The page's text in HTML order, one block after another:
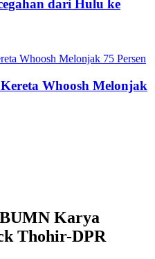
dari Hulu ke
Whoosh Melonjak
Karya
Thohir-DPR